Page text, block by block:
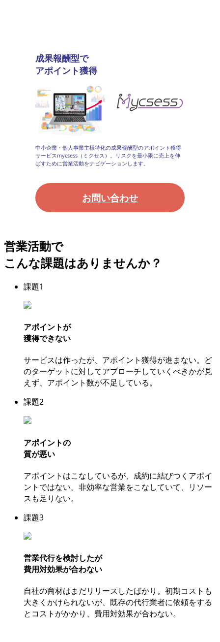
成果報酬型で
アポイント獲得
中小企業・個人事業主様特化の成果報酬型のアポイント獲得
サービスmycsess（ミクセス）。リスクを最小限に売上を伸
ばすために営業活動をナビゲーションします。
お問い合わせ
営業活動で
こんな課題はありませんか？
課題1
アポイントが
獲得できない
サービスは作ったが、アポイント獲得が進まない。ど
のターゲットに対してアプローチしていくべきかが見
えず、アポイント数が不足している。
課題2
アポイントの
質が悪い
アポイントはこなしているが、成約に結びつくアポイ
ントではない。非効率な営業をこなしていて、リソー
スも足りない。
課題3
営業代行を検討したが
費用対効果が合わない
自社の商材はまだリリースしたばかり。初期コストも
大きくかけられないが、既存の代行業者に依頼をする
とコストがかかり、費用対効果が合わない。